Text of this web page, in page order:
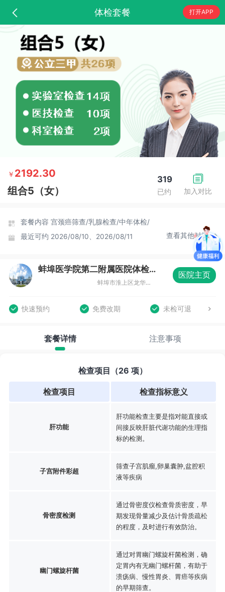
体检套餐 打开APP
加入对比
319
已约
￥ 2192.30
组合5（女）
套餐内容 宫颈癌筛查/乳腺检查/中年体检/
最近可约 2026/08/10、2026/08/11 查看其他时间
蚌埠医学院第二附属医院体检中心（总院区）
蚌埠市淮上区龙华路633号健康体检中心
医院主页
快速预约 免费改期 未检可退
套餐详情 注意事项
检查项目（26 项）
检查项目 检查指标意义
肝功能
肝功能检查主要是指对能直接或
间接反映肝脏代谢功能的生理指
标的检测。
子宫附件彩超
筛查子宫肌瘤,卵巢囊肿,盆腔积
液等疾病
骨密度检测
通过骨密度仪检查骨质密度，早
期发现骨量减少及估计骨质疏松
的程度，及时进行有效防治。
幽门螺旋杆菌
通过对胃幽门螺旋杆菌检测，确
定胃内有无幽门螺杆菌，有助于
溃疡病、慢性胃炎、胃癌等疾病
的早期筛查。